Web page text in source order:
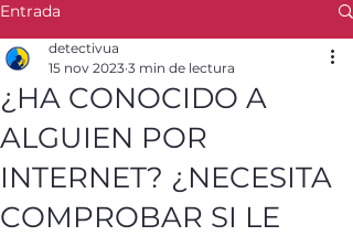
Entrada
¿HA CONOCIDO A
ALGUIEN POR
INTERNET? ¿NECESITA
COMPROBAR SI LE
detectivua
15 nov 2023 3 min de lectura